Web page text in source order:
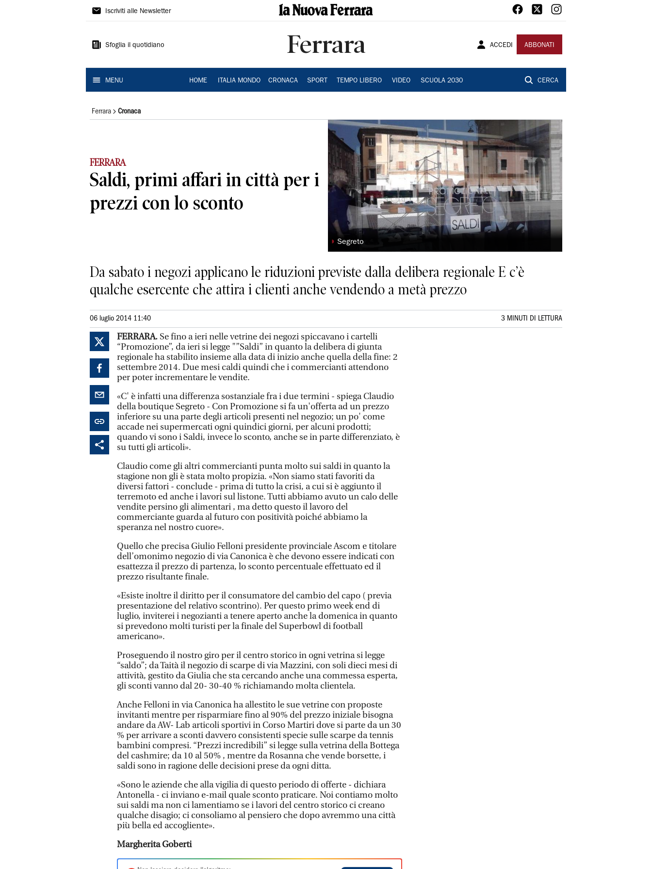
La
Ferrara
Iscriviti alle Newsletter
Sfoglia il quotidiano Ferrara ACCEDI ABBONATI
MENU HOME ITALIA MONDO CRONACA SPORT TEMPO LIBERO VIDEO SCUOLA 2030 CERCA
Ferrara Cronaca
FERRARA
Saldi, primi affari in città per i
prezzi con lo sconto
◗ Segreto
Da sabato i negozi applicano le riduzioni previste dalla delibera regionale E c’è
qualche esercente che attira i clienti anche vendendo a metà prezzo
06 luglio 2014 11:40 3 MINUTI DI LETTURA
FERRARA. Se fino a ieri nelle vetrine dei negozi spiccavano i cartelli
“Promozione”, da ieri si legge "”Saldi” in quanto la delibera di giunta
regionale ha stabilito insieme alla data di inizio anche quella della fine: 2
settembre 2014. Due mesi caldi quindi che i commercianti attendono
per poter incrementare le vendite.
«C' è infatti una differenza sostanziale fra i due termini - spiega Claudio
della boutique Segreto - Con Promozione si fa un'offerta ad un prezzo
inferiore su una parte degli articoli presenti nel negozio; un po' come
accade nei supermercati ogni quindici giorni, per alcuni prodotti;
quando vi sono i Saldi, invece lo sconto, anche se in parte differenziato, è
su tutti gli articoli».
Claudio come gli altri commercianti punta molto sui saldi in quanto la
stagione non gli è stata molto propizia. «Non siamo stati favoriti da
diversi fattori - conclude - prima di tutto la crisi, a cui si è aggiunto il
terremoto ed anche i lavori sul listone. Tutti abbiamo avuto un calo delle
vendite persino gli alimentari , ma detto questo il lavoro del
commerciante guarda al futuro con positività poiché abbiamo la
speranza nel nostro cuore».
Quello che precisa Giulio Felloni presidente provinciale Ascom e titolare
dell’omonimo negozio di via Canonica è che devono essere indicati con
esattezza il prezzo di partenza, lo sconto percentuale effettuato ed il
prezzo risultante finale.
«Esiste inoltre il diritto per il consumatore del cambio del capo ( previa
presentazione del relativo scontrino). Per questo primo week end di
luglio, inviterei i negozianti a tenere aperto anche la domenica in quanto
si prevedono molti turisti per la finale del Superbowl di football
americano».
Proseguendo il nostro giro per il centro storico in ogni vetrina si legge
“saldo”; da Taità il negozio di scarpe di via Mazzini, con soli dieci mesi di
attività, gestito da Giulia che sta cercando anche una commessa esperta,
gli sconti vanno dal 20- 30-40 % richiamando molta clientela.
Anche Felloni in via Canonica ha allestito le sue vetrine con proposte
invitanti mentre per risparmiare fino al 90% del prezzo iniziale bisogna
andare da AW- Lab articoli sportivi in Corso Martiri dove si parte da un 30
% per arrivare a sconti davvero consistenti specie sulle scarpe da tennis
bambini compresi. “Prezzi incredibili” si legge sulla vetrina della Bottega
del cashmire; da 10 al 50% , mentre da Rosanna che vende borsette, i
saldi sono in ragione delle decisioni prese da ogni ditta.
«Sono le aziende che alla vigilia di questo periodo di offerte - dichiara
Antonella - ci inviano e-mail quale sconto praticare. Noi contiamo molto
sui saldi ma non ci lamentiamo se i lavori del centro storico ci creano
qualche disagio; ci consoliamo al pensiero che dopo avremmo una città
più bella ed accogliente».
Margherita Goberti